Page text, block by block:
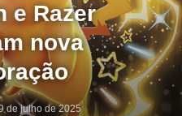
e Razer
nova
de julho de 2025